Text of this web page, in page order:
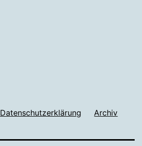
Datenschutzerklärung Archiv